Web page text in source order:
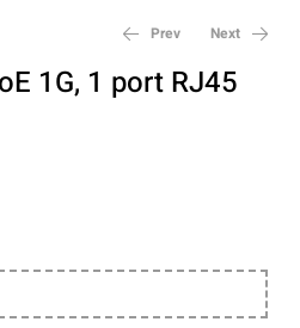
Prev Next
1G, 1 port RJ45